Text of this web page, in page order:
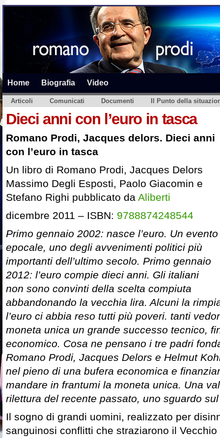
Home Biografia Video
Articoli Comunicati Documenti Il Punto della
Dieci anni con l’euro in tasca
Romano Prodi, Jacques delors. Dieci anni
con l’euro in tasca
Un libro di Romano Prodi, Jacques Delors
Massimo Degli Esposti, Paolo Giacomin e
Stefano Righi pubblicato da Aliberti
dicembre 2011 – ISBN: 9788874248544
Primo gennaio 2002: nasce l’euro. Un evento
epocale, uno degli avvenimenti politici più
importanti dell’ultimo secolo. Primo gennaio
2012: l’euro compie dieci anni. Gli italiani
non sono convinti della scelta compiuta
abbandonando la vecchia lira. Alcuni la
l’euro ci abbia reso tutti più poveri. tanti
moneta unica un grande successo tecnico,
economico. Cosa ne pensano i tre padri
Romano Prodi, Jacques Delors e Helmut
nel pieno di una bufera economica e
mandare in frantumi la moneta unica. Una
rilettura del recente passato, uno sguardo
Il sogno di grandi uomini, realizzato per
sanguinosi conflitti che straziarono il